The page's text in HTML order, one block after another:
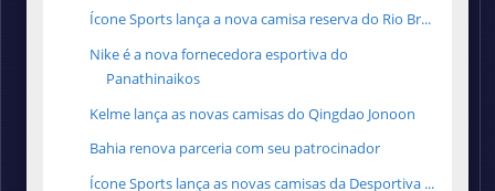
Ícone Sports lança a nova camisa reserva do Rio Br...
Nike é a nova fornecedora esportiva do
Panathinaikos
Kelme lança as novas camisas do Qingdao Jonoon
Bahia renova parceria com seu patrocinador
Ícone Sports lança as novas camisas da Desportiva ...